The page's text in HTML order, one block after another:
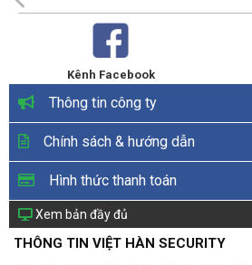
Kênh Facebook
Thông tin công ty
Chính sách & hướng dẫn
Hình thức thanh toán
Xem bản đầy đủ
THÔNG TIN VIỆT HÀN SECURITY